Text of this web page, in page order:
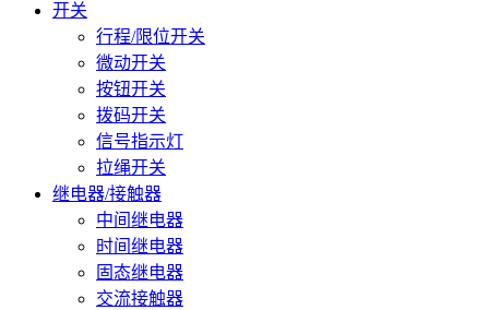
开关
行程/限位开关
微动开关
按钮开关
拨码开关
信号指示灯
拉绳开关
继电器/接触器
中间继电器
时间继电器
固态继电器
交流接触器